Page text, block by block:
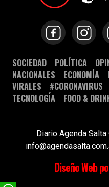
SOCIEDAD POLÍTICA
NACIONALES
ECONOMÍA
VIRALES
#CORONAVIRUS
TECNOLOGÍA
FOOD &
Diario Agenda
Diseño Web